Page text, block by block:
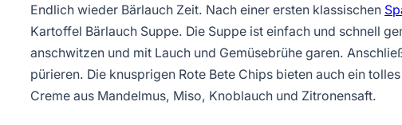
Endlich wieder Bärlauch Zeit. Nach einer ersten klassischen
Kartoffel Bärlauch Suppe. Die Suppe ist einfach und schnell
anschwitzen und mit Lauch und Gemüsebrühe garen.
pürieren. Die knusprigen Rote Bete Chips bieten auch ein
Creme aus Mandelmus, Miso, Knoblauch und Zitronensaft.